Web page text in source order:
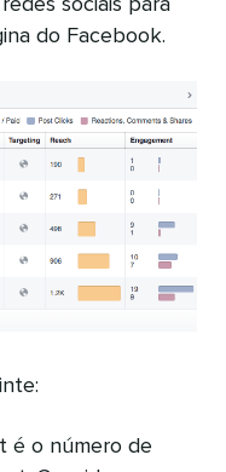
sociais para
do Facebook.
é o número de